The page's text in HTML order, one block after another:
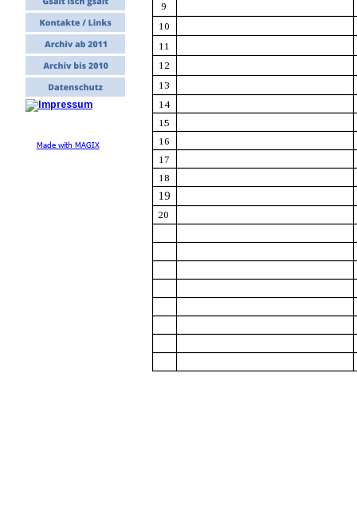
9
10
11
12
13
14
15
16
17
18
19
20
Made with MAGIX